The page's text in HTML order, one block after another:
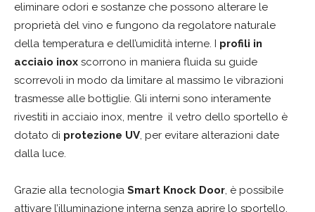
eliminare odori e sostanze che possono alterare le
proprietà del vino e fungono da regolatore naturale
della temperatura e dell’umidità interne. I profili in
acciaio inox scorrono in maniera fluida su guide
scorrevoli in modo da limitare al massimo le vibrazioni
trasmesse alle bottiglie. Gli interni sono interamente
rivestiti in acciaio inox, mentre il vetro dello sportello è
dotato di protezione UV, per evitare alterazioni date
dalla luce.
Grazie alla tecnologia Smart Knock Door, è possibile
attivare l’illuminazione interna senza aprire lo sportello,